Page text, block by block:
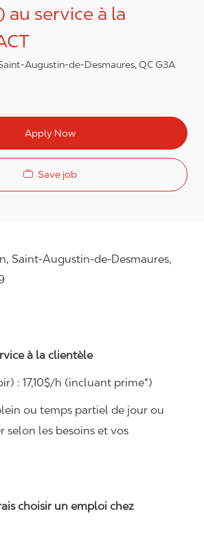
au service à la
Augustin-de-Desmaures, QC G3A
Apply Now
Save job
Saint-Augustin-de-Desmaures,
à la clientèle
: 17,10$/h (incluant prime*)
ou temps partiel de jour ou
selon les besoins et vos
choisir un emploi chez